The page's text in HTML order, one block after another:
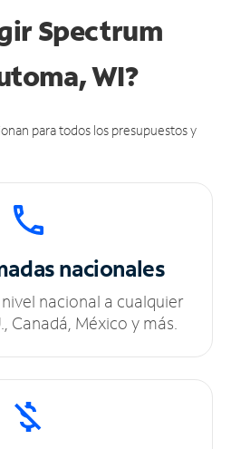
Spectrum
WI?
para todos los presupuestos y
nacionales
nacional a cualquier
Canadá, México y más.